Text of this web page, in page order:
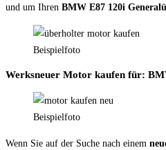
und um Ihren BMW E87 120i
Beispielfoto
Werksneuer Motor kaufen für:
Beispielfoto
Wenn Sie auf der Suche nach einem